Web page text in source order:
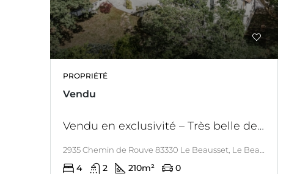
PROPRIÉTÉ
Vendu
Vendu en exclusivité – Très belle demeure de caractère au Beausset
4 2 210m² 0